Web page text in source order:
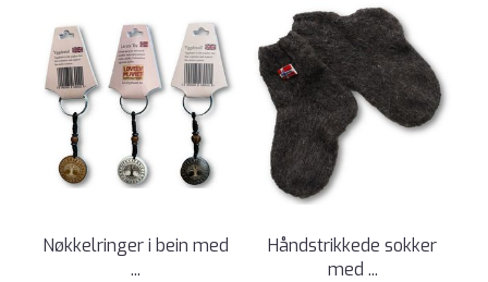
Nøkkelringer i bein med
...
Håndstrikkede sokker
med ...